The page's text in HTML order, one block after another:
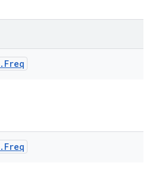
. Freq
. Freq